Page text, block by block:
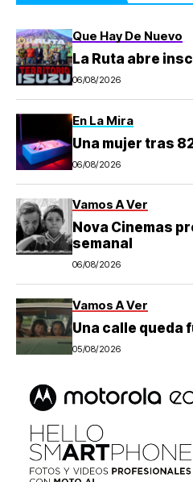
Que Hay De Nuevo
La Ruta abre
06/08/2026
En La Mira
Una mujer tras
06/08/2026
Vamos A Ver
Nova Cinemas
semanal
06/08/2026
Vamos A Ver
Una calle queda
05/08/2026